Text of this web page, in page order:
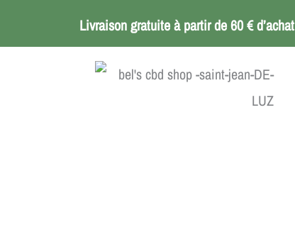
Livraison gratuite à partir de 60 € d’achat